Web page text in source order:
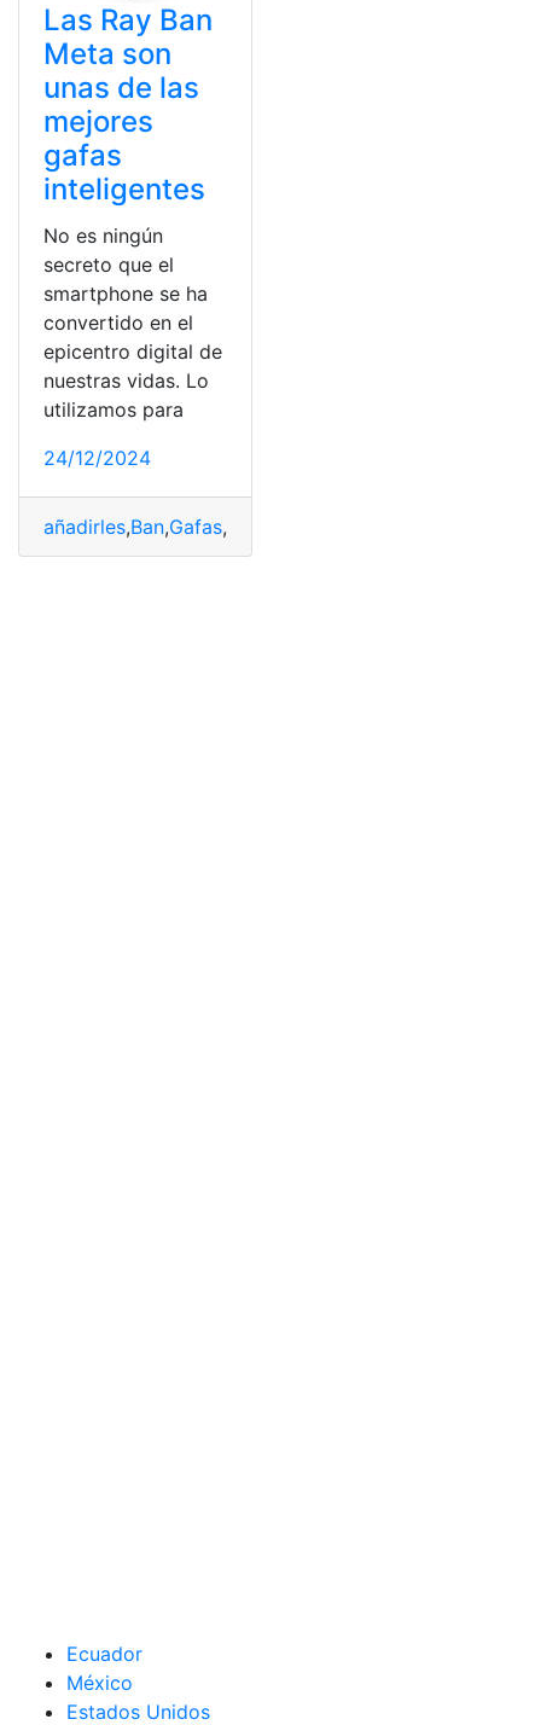
Las Ray Ban
Meta son
unas de las
mejores
gafas
inteligentes
No es ningún
secreto que el
smartphone se ha
convertido en el
epicentro digital de
nuestras vidas. Lo
utilizamos para
24/12/2024
añadirles,Ban,Gafas,
Ecuador
México
Estados Unidos